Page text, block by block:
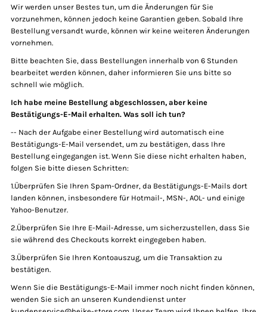
Wir werden unser Bestes tun, um die Änderungen für Sie
vorzunehmen, können jedoch keine Garantien geben. Sobald Ihre
Bestellung versandt wurde, können wir keine weiteren Änderungen
vornehmen.
Bitte beachten Sie, dass Bestellungen innerhalb von 6 Stunden
bearbeitet werden können, daher informieren Sie uns bitte so
schnell wie möglich.
Ich habe meine Bestellung abgeschlossen, aber keine
Bestätigungs-E-Mail erhalten. Was soll ich tun?
-- Nach der Aufgabe einer Bestellung wird automatisch eine
Bestätigungs-E-Mail versendet, um zu bestätigen, dass Ihre
Bestellung eingegangen ist. Wenn Sie diese nicht erhalten haben,
folgen Sie bitte diesen Schritten:
1.Überprüfen Sie Ihren Spam-Ordner, da Bestätigungs-E-Mails dort
landen können, insbesondere für Hotmail-, MSN-, AOL- und einige
Yahoo-Benutzer.
2.Überprüfen Sie Ihre E-Mail-Adresse, um sicherzustellen, dass Sie
sie während des Checkouts korrekt eingegeben haben.
3.Überprüfen Sie Ihren Kontoauszug, um die Transaktion zu
bestätigen.
Wenn Sie die Bestätigungs-E-Mail immer noch nicht finden können,
wenden Sie sich an unseren Kundendienst unter